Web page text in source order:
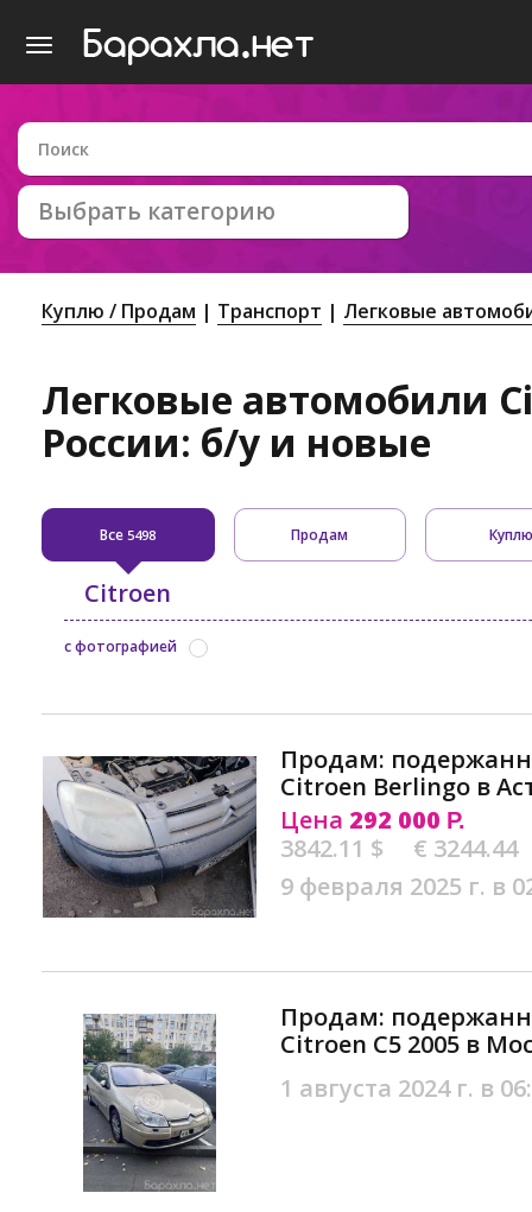
Выбрать категорию
Куплю / Продам Транспорт Легковые
Легковые автомобили
России: б/у и новые
Все5498 Продам
Citroen
с фотографией
Продам:
Citroen Berlingo в
Цена 292 000 Р.
3842.11 $
€ 3244.44
9 февраля 2025 г. в
Продам:
Citroen С5 2005 в
1 августа 2024 г. в